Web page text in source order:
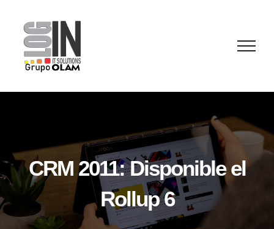
contenido
CRM 2011: Disponible el
Rollup 6